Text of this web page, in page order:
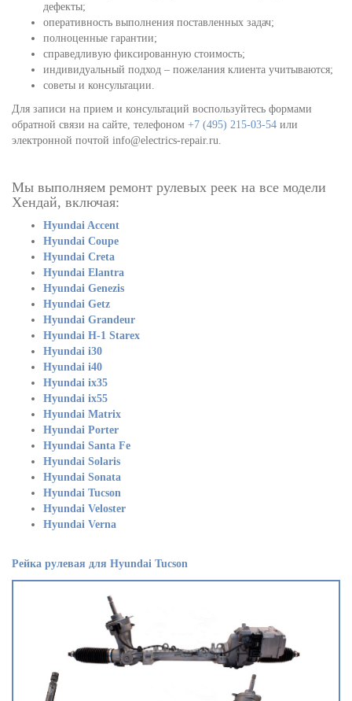
дефекты;
оперативность выполнения поставленных задач;
полноценные гарантии;
справедливую фиксированную стоимость;
индивидуальный подход – пожелания клиента учитываются;
советы и консультации.
Для записи на прием и консультаций воспользуйтесь формами
обратной связи на сайте, телефоном +7 (495) 215-03-54 или
электронной почтой info@electrics-repair.ru.
Мы выполняем ремонт рулевых реек на все модели
Хендай, включая:
Hyundai Accent
Hyundai Coupe
Hyundai Creta
Hyundai Elantra
Hyundai Genezis
Hyundai Getz
Hyundai Grandeur
Hyundai H-1 Starex
Hyundai i30
Hyundai i40
Hyundai ix35
Hyundai ix55
Hyundai Matrix
Hyundai Porter
Hyundai Santa Fe
Hyundai Solaris
Hyundai Sonata
Hyundai Tucson
Hyundai Veloster
Hyundai Verna
Рейка рулевая для Hyundai Tucson